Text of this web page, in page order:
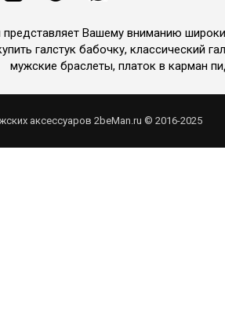
представляет Вашему вниманию
галстук бабочку, классический
мужские браслеты, платок в карман
аксессуаров 2beMan.ru © 2016-2025